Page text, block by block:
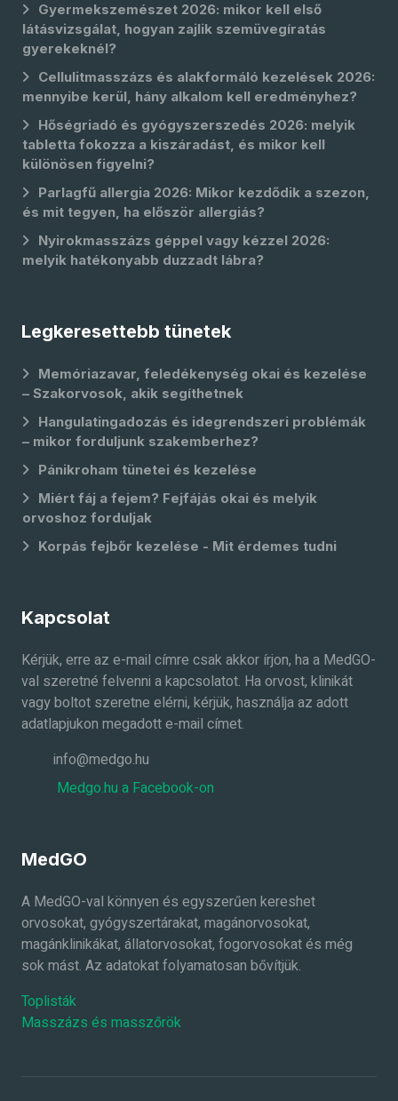
Gyermekszemészet 2026: mikor kell első
látásvizsgálat, hogyan zajlik szemüvegíratás
gyerekeknél?
Cellulitmasszázs és alakformáló kezelések 2026:
mennyibe kerül, hány alkalom kell eredményhez?
Hőségriadó és gyógyszerszedés 2026: melyik
tabletta fokozza a kiszáradást, és mikor kell
különösen figyelni?
Parlagfű allergia 2026: Mikor kezdődik a szezon,
és mit tegyen, ha először allergiás?
Nyirokmasszázs géppel vagy kézzel 2026:
melyik hatékonyabb duzzadt lábra?
Legkeresettebb tünetek
Memóriazavar, feledékenység okai és kezelése
– Szakorvosok, akik segíthetnek
Hangulatingadozás és idegrendszeri problémák
– mikor forduljunk szakemberhez?
Pánikroham tünetei és kezelése
Miért fáj a fejem? Fejfájás okai és melyik
orvoshoz forduljak
Korpás fejbőr kezelése - Mit érdemes tudni
Kapcsolat
Kérjük, erre az e-mail címre csak akkor írjon, ha a MedGO-
val szeretné felvenni a kapcsolatot. Ha orvost, klinikát
vagy boltot szeretne elérni, kérjük, használja az adott
adatlapjukon megadott e-mail címet.
info@medgo.hu
Medgo.hu a Facebook-on
MedGO
A MedGO-val könnyen és egyszerűen kereshet
orvosokat, gyógyszertárakat, magánorvosokat,
magánklinikákat, állatorvosokat, fogorvosokat és még
sok mást. Az adatokat folyamatosan bővítjük.
Toplisták
Masszázs és masszőrök